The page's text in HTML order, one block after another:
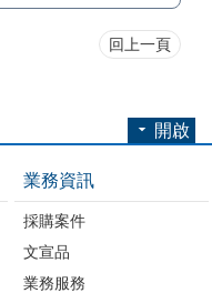
回上一頁
開啟
業務資訊
採購案件
文宣品
業務服務